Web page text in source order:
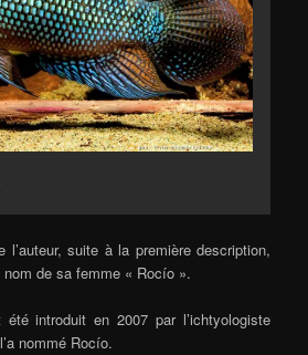
l’auteur, suite à la première description,
nom de sa femme « Rocío ».
introduit en 2007 par l’ichtyologiste
nommé Rocío.